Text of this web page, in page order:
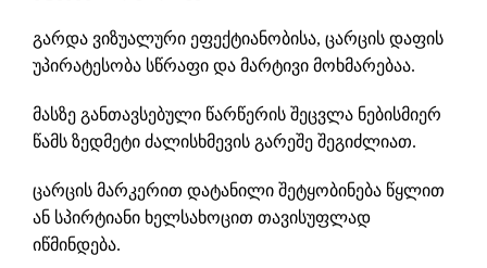
გარდა ვიზუალური ეფექტიანობისა, ცარცის დაფის
უპირატესობა სწრაფი და მარტივი მოხმარებაა.
მასზე განთავსებული წარწერის შეცვლა ნებისმიერ
წამს ზედმეტი ძალისხმევის გარეშე შეგიძლიათ.
ცარცის მარკერით დატანილი შეტყობინება წყლით
ან სპირტიანი ხელსახოცით თავისუფლად
იწმინდება.